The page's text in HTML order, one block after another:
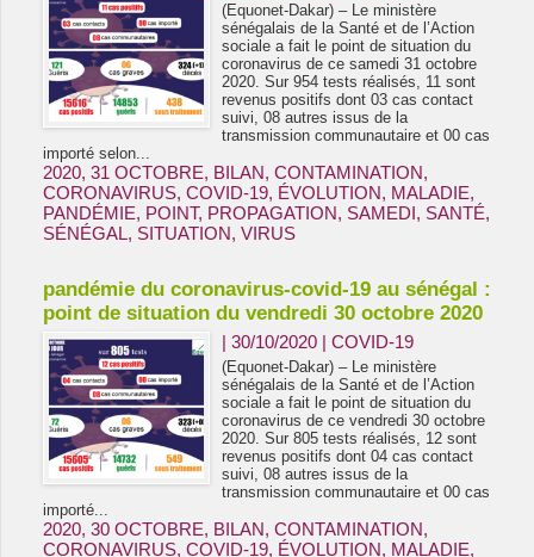
(Equonet-Dakar) – Le ministère
sénégalais de la Santé et de l’Action
sociale a fait le point de situation du
coronavirus de ce samedi 31 octobre
2020. Sur 954 tests réalisés, 11 sont
revenus positifs dont 03 cas contact
suivi, 08 autres issus de la
transmission communautaire et 00 cas
importé selon...
2020, 31 OCTOBRE, BILAN, CONTAMINATION,
CORONAVIRUS, COVID-19, ÉVOLUTION, MALADIE,
PANDÉMIE, POINT, PROPAGATION, SAMEDI, SANTÉ,
SÉNÉGAL, SITUATION, VIRUS
pandémie du coronavirus-covid-19 au sénégal :
point de situation du vendredi 30 octobre 2020
| 30/10/2020 |COVID-19
(Equonet-Dakar) – Le ministère
sénégalais de la Santé et de l’Action
sociale a fait le point de situation du
coronavirus de ce vendredi 30 octobre
2020. Sur 805 tests réalisés, 12 sont
revenus positifs dont 04 cas contact
suivi, 08 autres issus de la
transmission communautaire et 00 cas
importé...
2020, 30 OCTOBRE, BILAN, CONTAMINATION,
CORONAVIRUS, COVID-19, ÉVOLUTION, MALADIE,